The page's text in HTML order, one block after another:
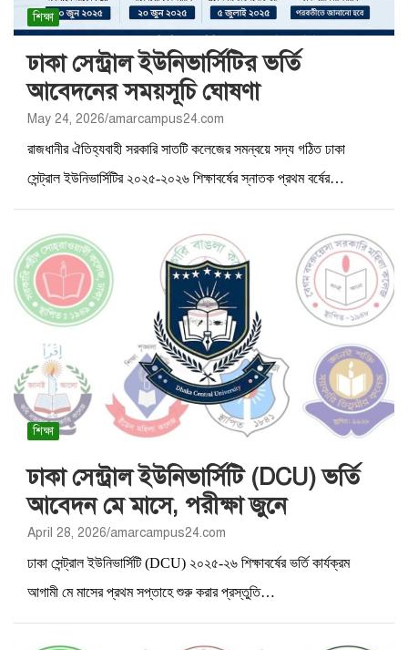
শিক্ষা
ঢাকা সেন্ট্রাল ইউনিভার্সিটির ভর্তি
আবেদনের সময়সূচি ঘোষণা
May 24, 2026 amarcampus24.com
রাজধানীর ঐতিহ্যবাহী সরকারি সাতটি কলেজের সমন্বয়ে সদ্য গঠিত ঢাকা
সেন্ট্রাল ইউনিভার্সিটির ২০২৫-২০২৬ শিক্ষাবর্ষের স্নাতক প্রথম বর্ষের…
শিক্ষা
ঢাকা সেন্ট্রাল ইউনিভার্সিটি (DCU) ভর্তি
আবেদন মে মাসে, পরীক্ষা জুনে
April 28, 2026 amarcampus24.com
ঢাকা সেন্ট্রাল ইউনিভার্সিটি (DCU) ২০২৫-২৬ শিক্ষাবর্ষের ভর্তি কার্যক্রম
আগামী মে মাসের প্রথম সপ্তাহে শুরু করার প্রস্তুতি…